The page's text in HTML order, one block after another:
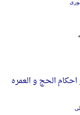
الحج و العمره